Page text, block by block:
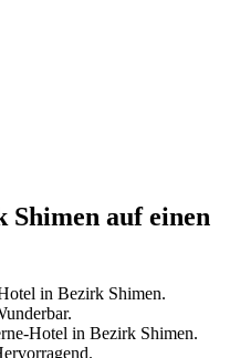
Shimen auf einen
in Bezirk Shimen.
Hotel in Bezirk Shimen.